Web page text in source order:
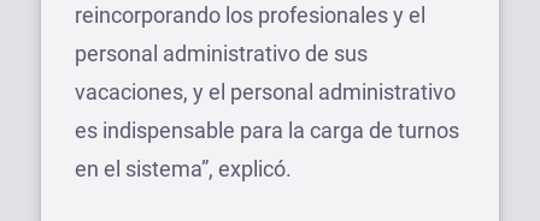
reincorporando los profesionales y el
personal administrativo de sus
vacaciones, y el personal administrativo
es indispensable para la carga de turnos
en el sistema”, explicó.